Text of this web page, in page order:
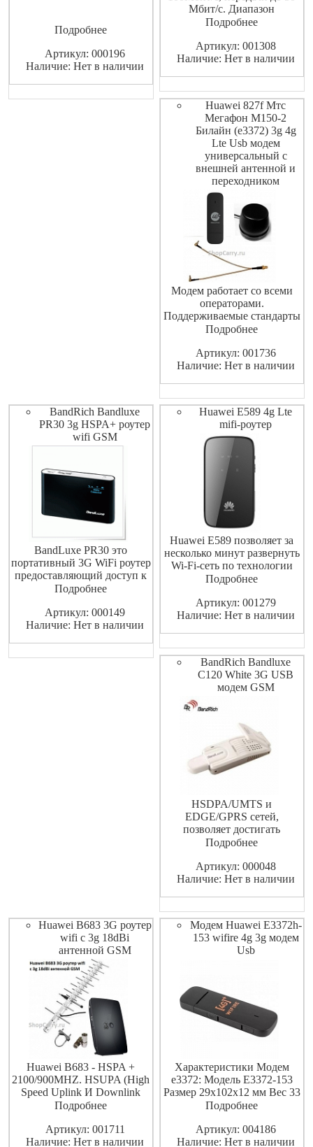
Подробнее
Артикул: 000196
Наличие: Нет в наличии
Мбит/с. Диапазон
GSM/GPRS 900/1800/1900
LTE 800/900/1800/2100/2600
МГц.
Подробнее
Артикул: 001308
Наличие: Нет в наличии
Huawei 827f Мтс
Мегафон М150-2
Билайн (e3372) 3g 4g
Lte Usb модем
универсальный с
внешней антенной и
переходником
Модем работает со всеми
операторами.
Поддерживаемые стандарты
- 2G, 3G, 4G LTE.
прием/передача до 100Мбит/
Сек ; 50 Мбит/с.В комплекте
мобильного сигнала,
антенный переходник.
Подробнее
Артикул: 001736
Наличие: Нет в наличии
BandRich Bandluxe
PR30 3g HSPA+ роутер
wifi GSM
BandLuxe PR30 это
портативный 3G WiFi роутер
предоставляющий доступ к
Интернет одновременно
разделяя одно 3G соединение
посредством WiFi.
Подробнее
Артикул: 000149
Наличие: Нет в наличии
Huawei E589 4g Lte
mifi-роутер
Huawei E589 позволяет за
несколько минут развернуть
Wi-Fi-сеть по технологии
LTE и коллективный доступ
Интернету в зоне поддержки
сети оператора.
Скорость приема данных 100
Мбит/с, скорость пер
Подробнее
Артикул: 001279
Наличие: Нет в наличии
BandRich Bandluxe
C120 White 3G USB
модем GSM
HSDPA/UMTS и
EDGE/GPRS сетей,
позволяет достигать
скорости передачи
Mbps
Подробнее
Артикул: 000048
Наличие: Нет в наличии
Huawei B683 3G роутер
wifi с 3g 18dBi
антенной GSM
Huawei B683 - HSPA +
2100/900MHZ. HSUPA (High
Speed Uplink И Downlink
Packet Access). WCDMA
850/900/1800/1900 МГц.
GPRS 850/900/1800/1900
Подробнее
Артикул: 001711
Наличие: Нет в наличии
Модем Huawei E3372h-
153 wifire 4g 3g модем
Usb
Характеристики Модем
е3372: Модель E3372-153
Размер 29x102x12 мм Вес 33
г Цвет Серый Сеть GSM
UMTS/HSPA+ 900/2100 МГц
LTE 800/1800/2600 МГц
Подробнее
Артикул: 004186
Наличие: Нет в наличии